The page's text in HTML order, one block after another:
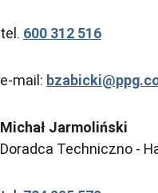
tel. 600 312 516
e-mail:
Michał Jarmoliński
Doradca Techniczno -